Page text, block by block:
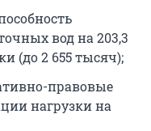
вод на 203,3
(до 2 655 тысяч);
правовые
нагрузки на